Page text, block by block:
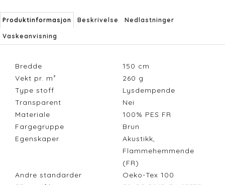
Produktinformasjon Beskrivelse Nedlastninger
Vaskeanvisning
Bredde 150 cm
Vekt pr. m²
260 g
Type stoff
Lysdempende
Transparent
Nei
Materiale
100% PES FR
Fargegruppe
Brun
Egenskaper
Akustikk,
Flammehemmende
(FR)
Andre standarder
Oeko-Tex 100